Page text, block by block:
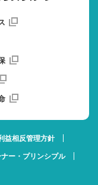
益相反管理方針
ー・プリンシプル